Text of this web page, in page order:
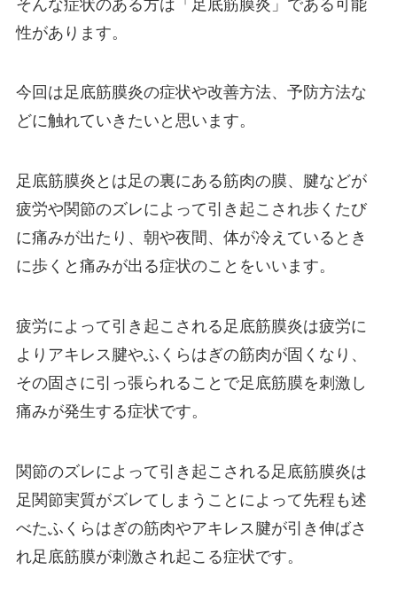
そんな症状のある方は「足底筋膜炎」である可能
性があります。
今回は足底筋膜炎の症状や改善方法、予防方法な
どに触れていきたいと思います。
足底筋膜炎とは足の裏にある筋肉の膜、腱などが
疲労や関節のズレによって引き起こされ歩くたび
に痛みが出たり、朝や夜間、体が冷えているとき
に歩くと痛みが出る症状のことをいいます。
疲労によって引き起こされる足底筋膜炎は疲労に
よりアキレス腱やふくらはぎの筋肉が固くなり、
その固さに引っ張られることで足底筋膜を刺激し
痛みが発生する症状です。
関節のズレによって引き起こされる足底筋膜炎は
足関節実質がズレてしまうことによって先程も述
べたふくらはぎの筋肉やアキレス腱が引き伸ばさ
れ足底筋膜が刺激され起こる症状です。